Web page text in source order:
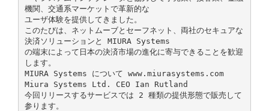
機関、交通系マーケットで革新的な
ユーザ体験を提供してきました。
このたびは、ネットムーブとセーフネット、両社のセキュアな
決済ソリューションと MIURA Systems
の端末によって日本の決済市場の進化に寄与できることを歓迎
します。
MIURA Systems について www.miurasystems.com
Miura Systems Ltd. CEO Ian Rutland
今回リリースするサービスでは 2 種類の提供形態で販売して
参ります。